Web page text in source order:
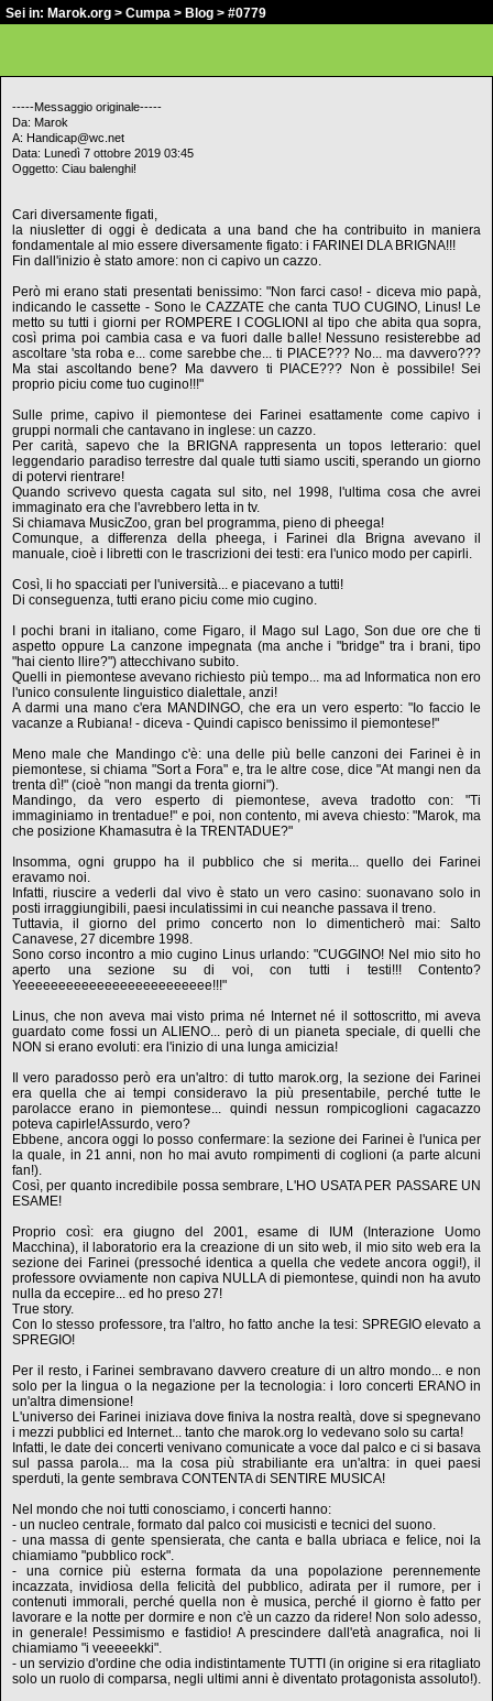
Sei in: Marok.org > Cumpa > Blog > #0779
-----Messaggio originale-----
Da: Marok
A: Handicap@wc.net
Data: Lunedì 7 ottobre 2019 03:45
Oggetto: Ciau balenghi!
Cari diversamente figati,
la niusletter di oggi è dedicata a una band che ha contribuito in maniera
fondamentale al mio essere diversamente figato: i FARINEI DLA BRIGNA!!!
Fin dall'inizio è stato amore: non ci capivo un cazzo.
Però mi erano stati presentati benissimo: "Non farci caso! - diceva mio papà,
indicando le cassette - Sono le CAZZATE che canta TUO CUGINO, Linus! Le
metto su tutti i giorni per ROMPERE I COGLIONI al tipo che abita qua sopra,
così prima poi cambia casa e va fuori dalle balle! Nessuno resisterebbe ad
ascoltare 'sta roba e... come sarebbe che... ti PIACE??? No... ma davvero???
Ma stai ascoltando bene? Ma davvero ti PIACE??? Non è possibile! Sei
proprio piciu come tuo cugino!!!"
Sulle prime, capivo il piemontese dei Farinei esattamente come capivo i
gruppi normali che cantavano in inglese: un cazzo.
Per carità, sapevo che la BRIGNA rappresenta un topos letterario: quel
leggendario paradiso terrestre dal quale tutti siamo usciti, sperando un giorno
di potervi rientrare!
Quando scrivevo questa cagata sul sito, nel 1998, l'ultima cosa che avrei
immaginato era che l'avrebbero letta in tv.
Si chiamava MusicZoo, gran bel programma, pieno di pheega!
Comunque, a differenza della pheega, i Farinei dla Brigna avevano il
manuale, cioè i libretti con le trascrizioni dei testi: era l'unico modo per capirli.
Così, li ho spacciati per l'università... e piacevano a tutti!
Di conseguenza, tutti erano piciu come mio cugino.
I pochi brani in italiano, come Figaro, il Mago sul Lago, Son due ore che ti
aspetto oppure La canzone impegnata (ma anche i "bridge" tra i brani, tipo
"hai ciento llire?") attecchivano subito.
Quelli in piemontese avevano richiesto più tempo... ma ad Informatica non ero
l'unico consulente linguistico dialettale, anzi!
A darmi una mano c'era MANDINGO, che era un vero esperto: "Io faccio le
vacanze a Rubiana! - diceva - Quindi capisco benissimo il piemontese!"
Meno male che Mandingo c'è: una delle più belle canzoni dei Farinei è in
piemontese, si chiama "Sort a Fora" e, tra le altre cose, dice "At mangi nen da
trenta dì!" (cioè "non mangi da trenta giorni").
Mandingo, da vero esperto di piemontese, aveva tradotto con: "Ti
immaginiamo in trentadue!" e poi, non contento, mi aveva chiesto: "Marok, ma
che posizione Khamasutra è la TRENTADUE?"
Insomma, ogni gruppo ha il pubblico che si merita... quello dei Farinei
eravamo noi.
Infatti, riuscire a vederli dal vivo è stato un vero casino: suonavano solo in
posti irraggiungibili, paesi inculatissimi in cui neanche passava il treno.
Tuttavia, il giorno del primo concerto non lo dimenticherò mai: Salto
Canavese, 27 dicembre 1998.
Sono corso incontro a mio cugino Linus urlando: "CUGGINO! Nel mio sito ho
aperto una sezione su di voi, con tutti i testi!!! Contento?
Yeeeeeeeeeeeeeeeeeeeeeeeee!!!"
Linus, che non aveva mai visto prima né Internet né il sottoscritto, mi aveva
guardato come fossi un ALIENO... però di un pianeta speciale, di quelli che
NON si erano evoluti: era l'inizio di una lunga amicizia!
Il vero paradosso però era un'altro: di tutto marok.org, la sezione dei Farinei
era quella che ai tempi consideravo la più presentabile, perché tutte le
parolacce erano in piemontese... quindi nessun rompicoglioni cagacazzo
poteva capirle!Assurdo, vero?
Ebbene, ancora oggi lo posso confermare: la sezione dei Farinei è l'unica per
la quale, in 21 anni, non ho mai avuto rompimenti di coglioni (a parte alcuni
fan!).
Così, per quanto incredibile possa sembrare, L'HO USATA PER PASSARE UN
ESAME!
Proprio così: era giugno del 2001, esame di IUM (Interazione Uomo
Macchina), il laboratorio era la creazione di un sito web, il mio sito web era la
sezione dei Farinei (pressoché identica a quella che vedete ancora oggi!), il
professore ovviamente non capiva NULLA di piemontese, quindi non ha avuto
nulla da eccepire... ed ho preso 27!
True story.
Con lo stesso professore, tra l'altro, ho fatto anche la tesi: SPREGIO elevato a
SPREGIO!
Per il resto, i Farinei sembravano davvero creature di un altro mondo... e non
solo per la lingua o la negazione per la tecnologia: i loro concerti ERANO in
un'altra dimensione!
L'universo dei Farinei iniziava dove finiva la nostra realtà, dove si spegnevano
i mezzi pubblici ed Internet... tanto che marok.org lo vedevano solo su carta!
Infatti, le date dei concerti venivano comunicate a voce dal palco e ci si basava
sul passa parola... ma la cosa più strabiliante era un'altra: in quei paesi
sperduti, la gente sembrava CONTENTA di SENTIRE MUSICA!
Nel mondo che noi tutti conosciamo, i concerti hanno:
- un nucleo centrale, formato dal palco coi musicisti e tecnici del suono.
- una massa di gente spensierata, che canta e balla ubriaca e felice, noi la
chiamiamo "pubblico rock".
- una cornice più esterna formata da una popolazione perennemente
incazzata, invidiosa della felicità del pubblico, adirata per il rumore, per i
contenuti immorali, perché quella non è musica, perché il giorno è fatto per
lavorare e la notte per dormire e non c'è un cazzo da ridere! Non solo adesso,
in generale! Pessimismo e fastidio! A prescindere dall'età anagrafica, noi li
chiamiamo "i veeeeekki".
- un servizio d'ordine che odia indistintamente TUTTI (in origine si era ritagliato
solo un ruolo di comparsa, negli ultimi anni è diventato protagonista assoluto!).